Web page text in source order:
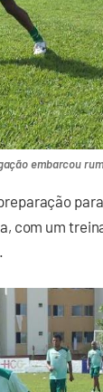
embarcou
com um